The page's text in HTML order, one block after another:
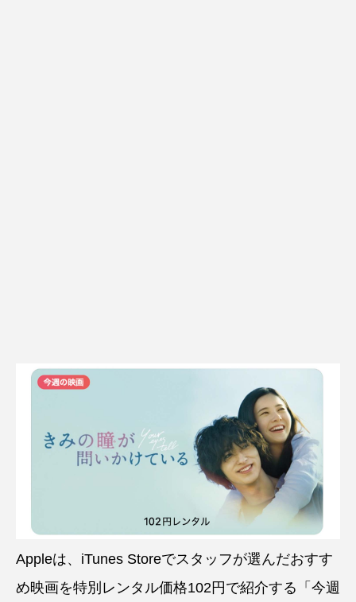
Appleは、iTunes Storeでスタッフが選んだおすす
め映画を特別レンタル価格102円で紹介する「今週